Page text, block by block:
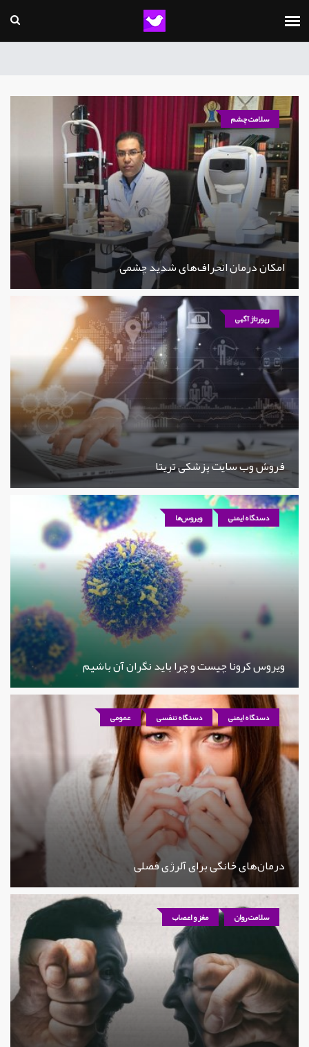
سلامت چشم
امکان درمان انحراف‌های شدید چشمی
رپورتاژ آگهی
فروش وب سایت پزشکی تریتا
دستگاه ایمنی ویروس‌ها
ویروس کرونا چیست و چرا باید نگران آن باشیم
دستگاه ایمنی دستگاه تنفسی عمومی
درمان‌های خانگی برای آلرژی فصلی
سلامت روان مغز و اعصاب